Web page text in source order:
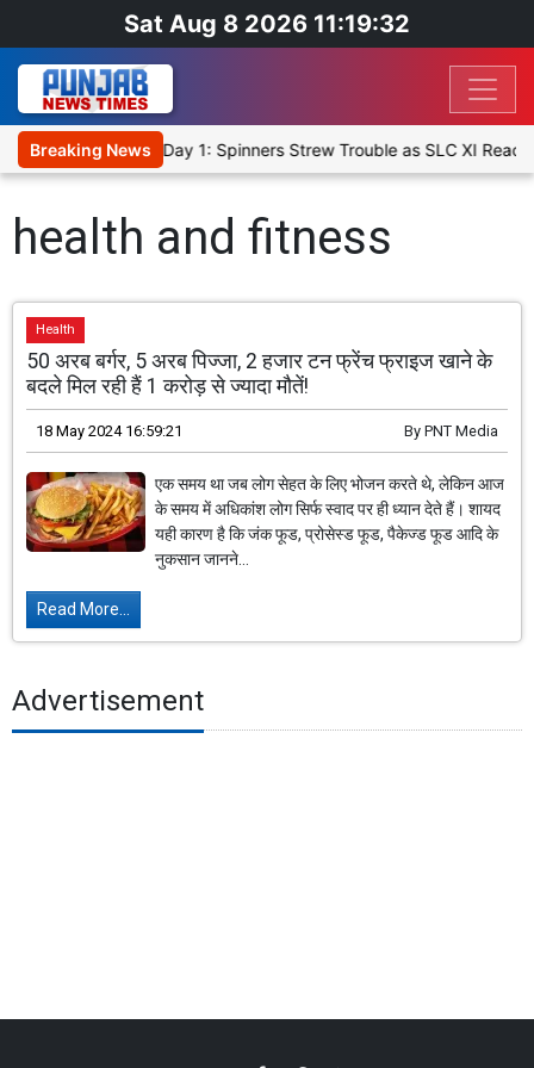
Sat Aug 8 2026 11:19:32
Breaking News
Warm-Up Match Day 1: Spinners Strew Trouble as SLC XI
health and fitness
Health
50 अरब बर्गर, 5 अरब पिज्जा, 2 हजार टन फ्रेंच फ्राइज खाने के
बदले मिल रही हैं 1 करोड़ से ज्यादा मौतें!
18 May 2024 16:59:21 By PNT Media
एक समय था जब लोग सेहत के लिए भोजन करते थे, लेकिन आज
के समय में अधिकांश लोग सिर्फ स्वाद पर ही ध्यान देते हैं। शायद
यही कारण है कि जंक फूड, प्रोसेस्ड फूड, पैकेज्ड फूड आदि के
नुकसान जानने...
Read More...
Advertisement